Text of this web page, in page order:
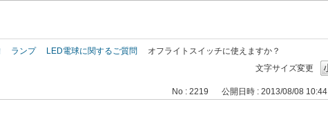
ランプ LED電球に関するご質問
オフライトスイッチに使えますか？
文字サイズ変更
No : 2219 公開日時 : 2013/08/08 10:44